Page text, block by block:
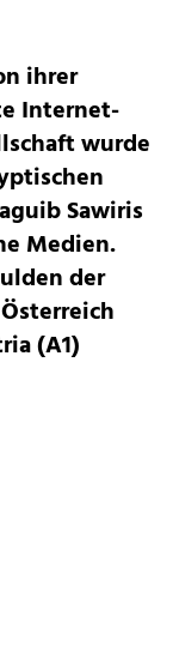
ihrer
Internet-
wurde
Sawiris
Medien.
der
(A1)